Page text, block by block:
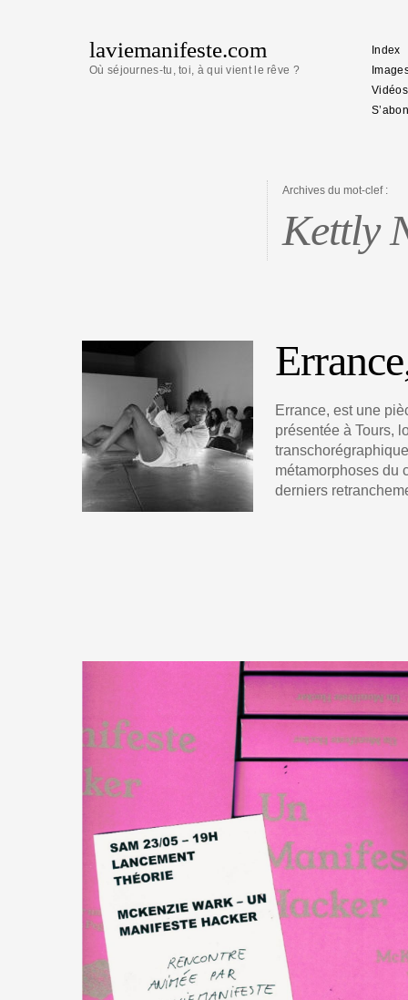
laviemanifeste.com
Où séjournes-tu, toi, à qui vient le rêve ?
Index
Vidéos
Archives du mot-clef :
Kettly
Errance, est une
présentée à Tours,
métamorphoses du
derniers